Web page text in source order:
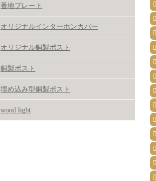
番地プレート
オリジナルインターホンカバー
オリジナル銅製ポスト
銅製ポスト
埋め込み型銅製ポスト
wood light